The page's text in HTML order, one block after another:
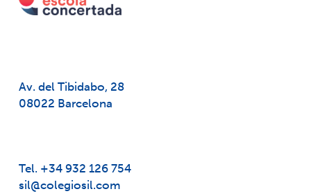
Av. del Tibidabo, 28
08022 Barcelona
Tel. +34 932 126 754
sil@colegiosil.com